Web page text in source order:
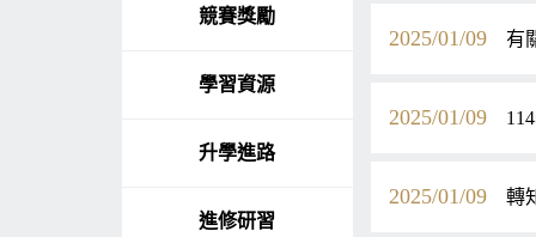
競賽獎勵
學習資源
升學進路
進修研習
2025/01/09 有
2025/01/09
2025/01/09 轉